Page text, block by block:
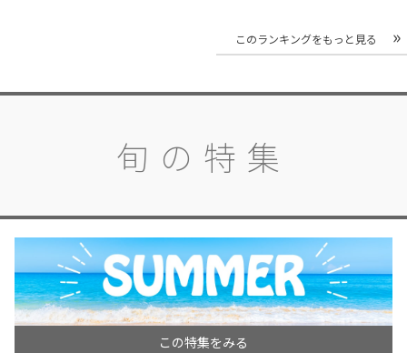
このランキングをもっと見る
旬の特集
この特集をみる